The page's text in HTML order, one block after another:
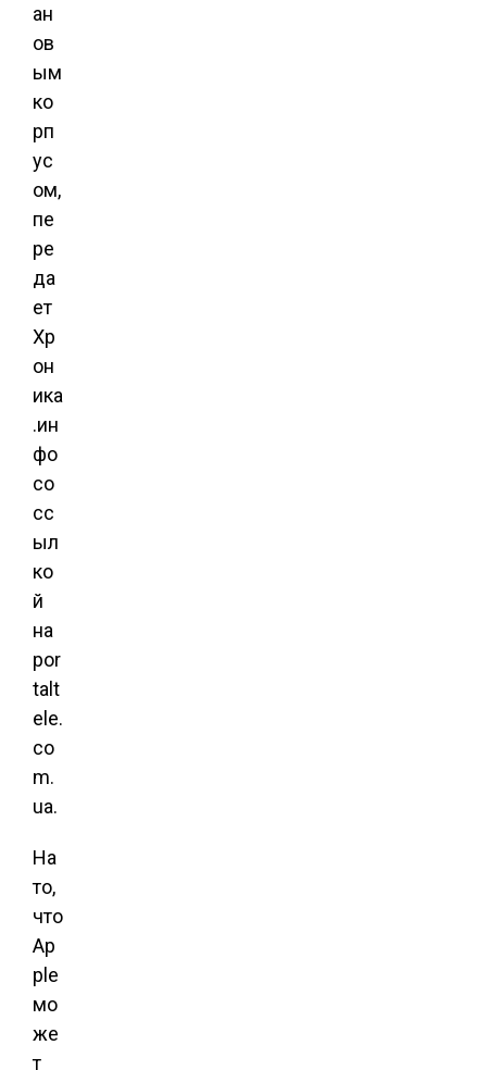
ан
ов
ым
ко
рп
ус
ом,
пе
ре
да
ет
Хр
он
ика
.ин
фо
со
сс
ыл
ко
й
на
por
talt
ele.
co
m.
ua.
На
то,
что
Ap
ple
мо
же
т